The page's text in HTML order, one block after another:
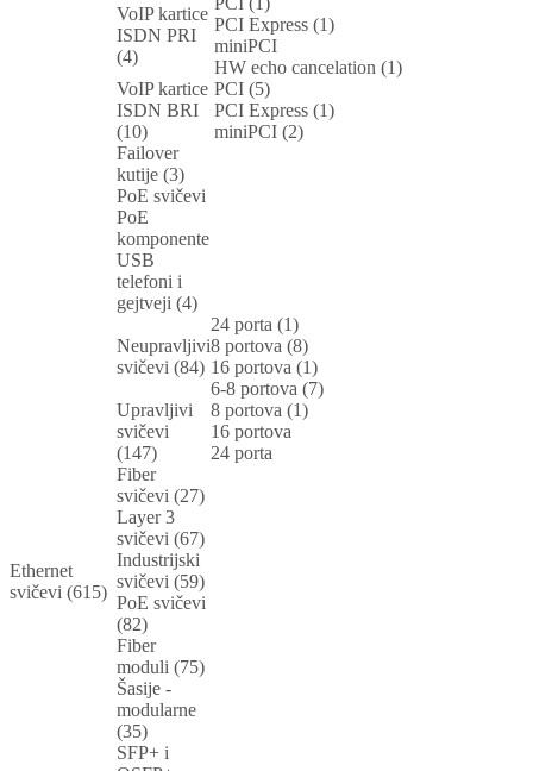
VoIP kartice
ISDN PRI
(4)
PCI Express (1)
miniPCI
HW echo cancelation (1)
VoIP kartice
ISDN BRI
(10)
PCI (5)
PCI Express (1)
miniPCI (2)
Failover
kutije (3)
PoE svičevi
PoE
komponente
USB
telefoni i
gejtveji (4)
Ethernet
svičevi (615)
Neupravljivi
svičevi (84)
24 porta (1)
8 portova (8)
16 portova (1)
6-8 portova (7)
Upravljivi
svičevi
(147)
8 portova (1)
16 portova
24 porta
Fiber
svičevi (27)
Layer 3
svičevi (67)
Industrijski
svičevi (59)
PoE svičevi
(82)
Fiber
moduli (75)
Šasije -
modularne
(35)
SFP+ i